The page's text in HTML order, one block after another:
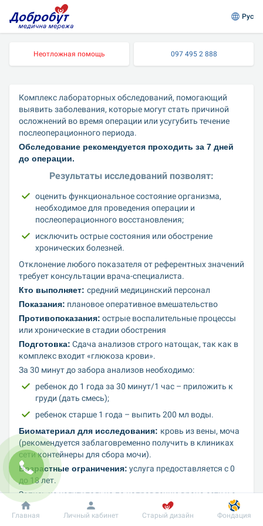
Рус
Неотложная помощь 097 495 2 888
Комплекс лабораторных обследований, помогающий
выявить заболевания, которые могут стать причиной
осложнений во время операции или усугубить течение
послеоперационного периода.
Обследование рекомендуется проходить за 7 дней
до операции.
Результаты исследований позволят:
оценить функциональное состояние организма,
необходимое для проведения операции и
послеоперационного восстановления;
исключить острые состояния или обострение
хронических болезней.
Отклонение любого показателя от референтных значений
требует консультации врача-специалиста.
Кто выполняет: средний медицинский персонал
Показания: плановое оперативное вмешательство
Противопоказания: острые воспалительные процессы
или хронические в стадии обострения
Подготовка: Сдача анализов строго натощак, так как в
комплекс входит «глюкоза крови».
За 30 минут до забора анализов необходимо:
ребенок до 1 года за 30 минут/1 час – приложить к
груди (дать смесь);
ребенок старше 1 года – выпить 200 мл воды.
Биоматериал для исследования: кровь из вены, моча
(рекомендуется заблаговременно получить в клиниках
сети контейнеры для сбора мочи).
Возрастные ограничения: услуга предоставляется с 0
до 18 лет.
Запись на услугу только по направлению врача сети и с
указанной датой запланированного оперативного
вмешательства.
Главная Личный кабинет Старый дизайн Фондация